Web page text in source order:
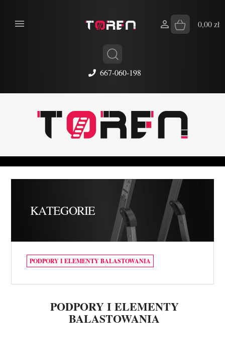
667-060-198
 0,00 zł

KATEGORIE
PODPORY I ELEMENTY BALASTOWANIA
PODPORY I ELEMENTY
BALASTOWANIA